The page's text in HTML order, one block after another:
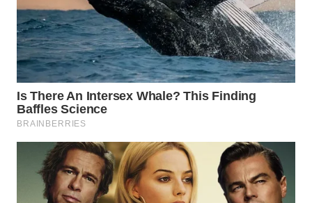
WAHANA
ADVOKAT
WAHANA
INFRASTRUKTUR
WAHANA
KONSUMEN
WAHANA